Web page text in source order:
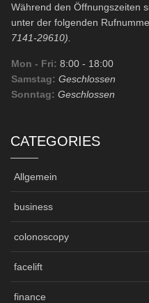
Während den Öffnungszeiten
unter der folgenden
7141-29610).
Mon - Fri: 8:00 - 18:00
Samstag: Geschlossen
Sonntag: Geschlossen
CATEGORIES
Allgemein
business
colonoscopy
facelift
finance